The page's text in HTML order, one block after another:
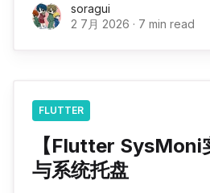
Dart + /proc 文件系统 不
soragui
2 7月 2026 · 7 min read
FLUTTER
【Flutter SysMoni
与系统托盘